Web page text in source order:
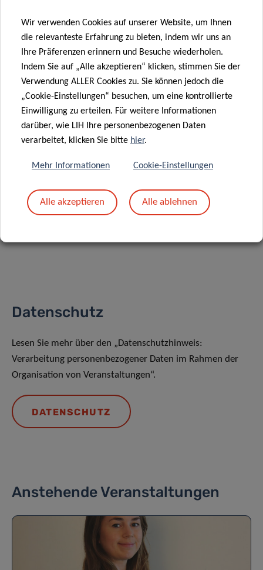
This lecture series is organised jointly by the Prof. Rejko
groups Translational Neuroscience (LCSB), Transversal
Translational Medicine (LIH), and Digital Medicine (LIH,
LCSB).
Datenschutz
Lesen Sie mehr über den „Datenschutzhinweis:
Verarbeitung personenbezogener Daten im Rahmen der
Organisation von Veranstaltungen“.
DATENSCHUTZ
Anstehende Veranstaltungen
Wir verwenden Cookies auf unserer Website, um Ihnen
die relevanteste Erfahrung zu bieten, indem wir uns an
Ihre Präferenzen erinnern und Besuche wiederholen.
Indem Sie auf „Alle akzeptieren“ klicken, stimmen Sie der
Verwendung ALLER Cookies zu. Sie können jedoch die
„Cookie-Einstellungen“ besuchen, um eine kontrollierte
Einwilligung zu erteilen. Für weitere Informationen
darüber, wie LIH Ihre personenbezogenen Daten
verarbeitet, klicken Sie bitte hier.
Mehr Informationen Cookie-Einstellungen
Alle akzeptieren Alle ablehnen